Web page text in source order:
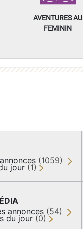
AVENTURES AU
FEMININ
(1059)
jour (1)
annonces (54)
du jour (0)